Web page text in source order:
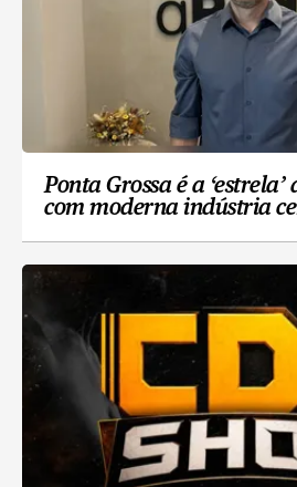
Ponta Grossa é a
com moderna indústria